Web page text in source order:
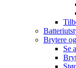
Brytere
Se